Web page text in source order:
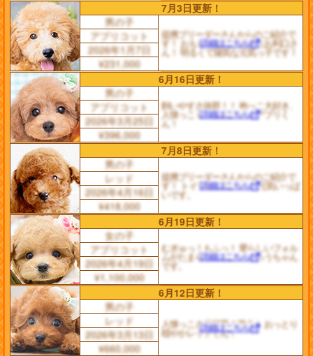
7月3日更新！
男の子
提携ブリーダーさんからのご紹介で
す！ おもちゃ遊びが得意なお利口さ
ん！ 明るくて陽気な元気っ子です！
詳細はこちら
アプリコット
2026年1月7日
¥231,000
6月16日更新！
男の子
飼いやすさ抜群！！ 抱っこ大好き、
人懐っこく、 お利口さんアプリく
ん！
詳細はこちら
アプリコット
2026年3月25日
¥396,000
7月8日更新！
男の子
提携ブリーダーさんからのご紹介で
す！ トイ予想の男の子！ 元気いっぱ
いです。
詳細はこちら
レッド
2026年4月16日
¥418,000
6月19日更新！
女の子
むぎゅっ！もふっ！ 愛らしいフォル
ムがたまらない おまんじゅうちゃん
です。
詳細はこちら
アプリコット
2026年4月19日
¥1,100,000
6月12日更新！
男の子
人懐っこさ◎可愛さ満点！ おっとり
穏やかレッドくん！
詳細はこちら
レッド
2026年3月13日
¥660,000